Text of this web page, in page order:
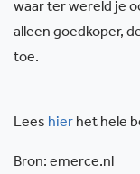
waar ter wereld je
alleen goedkoper,
toe.
Lees hier het hele
Bron: emerce.nl